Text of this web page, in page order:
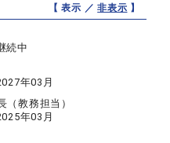
【 表示 ／非表示 】
続中
年03月
（教務担当）
年03月